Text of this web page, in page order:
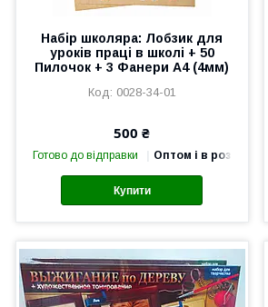
Набір школяра: Лобзик для
уроків праці в школі + 50
Пилочок + 3 Фанери А4 (4мм)
0028-34-01
500 ₴
Готово до відправки Оптом і в роздріб
Купити